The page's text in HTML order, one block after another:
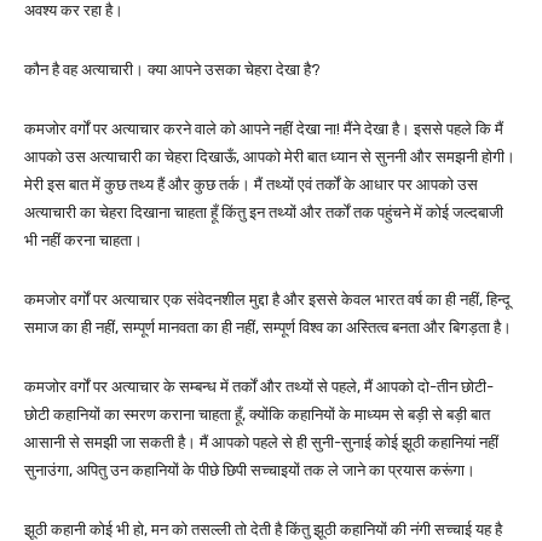
अवश्य कर रहा है।
कौन है वह अत्याचारी। क्या आपने उसका चेहरा देखा है?
कमजोर वर्गों पर अत्याचार करने वाले को आपने नहीं देखा ना! मैंने देखा है। इससे पहले कि मैं
आपको उस अत्याचारी का चेहरा दिखाऊँ, आपको मेरी बात ध्यान से सुननी और समझनी होगी।
मेरी इस बात में कुछ तथ्य हैं और कुछ तर्क। मैं तथ्यों एवं तर्कों के आधार पर आपको उस
अत्याचारी का चेहरा दिखाना चाहता हूँ किंतु इन तथ्यों और तर्कों तक पहुंचने में कोई जल्दबाजी
भी नहीं करना चाहता।
कमजोर वर्गों पर अत्याचार एक संवेदनशील मुद्दा है और इससे केवल भारत वर्ष का ही नहीं, हिन्दू
समाज का ही नहीं, सम्पूर्ण मानवता का ही नहीं, सम्पूर्ण विश्व का अस्तित्व बनता और बिगड़ता है।
कमजोर वर्गों पर अत्याचार के सम्बन्ध में तर्कों और तथ्यों से पहले, मैं आपको दो-तीन छोटी-
छोटी कहानियों का स्मरण कराना चाहता हूँ, क्योंकि कहानियों के माध्यम से बड़ी से बड़ी बात
आसानी से समझी जा सकती है। मैं आपको पहले से ही सुनी-सुनाई कोई झूठी कहानियां नहीं
सुनाउंगा, अपितु उन कहानियों के पीछे छिपी सच्चाइयों तक ले जाने का प्रयास करूंगा।
झूठी कहानी कोई भी हो, मन को तसल्ली तो देती है किंतु झूठी कहानियों की नंगी सच्चाई यह है